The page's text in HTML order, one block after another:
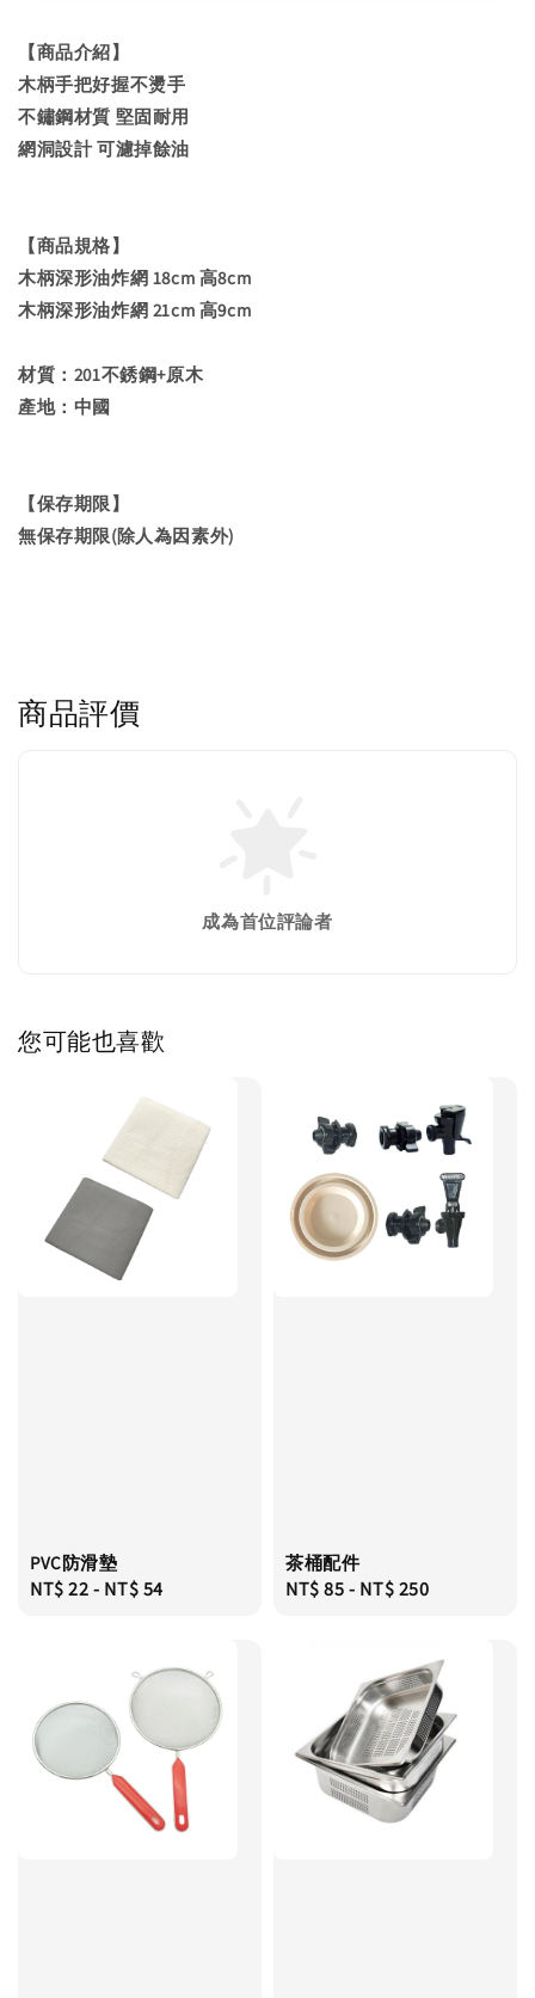
【商品介紹】
木柄手把好握不燙手
不鏽鋼材質 堅固耐用
網洞設計 可濾掉餘油
【商品規格】
木柄深形油炸網 18cm 高8cm
木柄深形油炸網 21cm 高9cm
材質：201不銹鋼+原木
產地：中國
【保存期限】
無保存期限(除人為因素外)
商品評價
成為首位評論者
您可能也喜歡
PVC防滑墊
Regular
NT$ 22- NT$ 54
茶桶配件
Regular
NT$ 85- NT$ 250